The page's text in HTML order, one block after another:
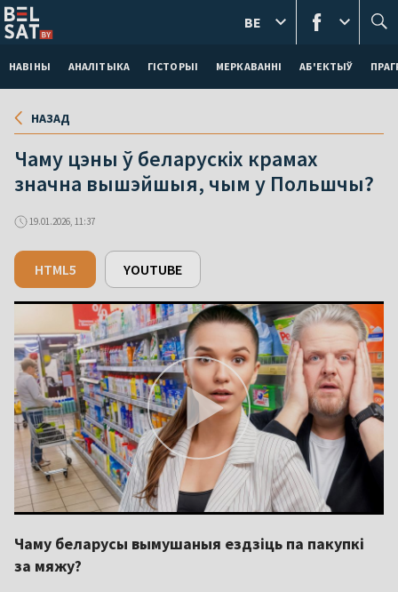
НАВІНЫ АНАЛІТЫКА ГІСТОРЫІ МЕРКАВАННI АБ'ЕКТЫЎ
BE
НАЗАД
Чаму цэны ў беларускіх крамах
значна вышэйшыя, чым у Польшчы?
19.01.2026, 11:37
HTML5 YOUTUBE
Чаму беларусы вымушаныя ездзіць па пакупкі
за мяжу?